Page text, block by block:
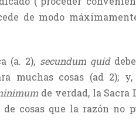
de modo
(a. 2), secundum quid
muchas cosas (ad 2);
de verdad, la Sacra
cosas que la razón no